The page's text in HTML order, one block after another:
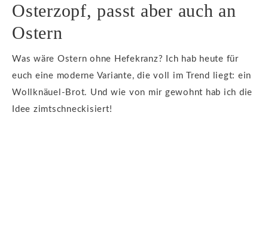
Osterzopf, passt aber auch an
Ostern
Was wäre Ostern ohne Hefekranz? Ich hab heute für
euch eine moderne Variante, die voll im Trend liegt: ein
Wollknäuel-Brot. Und wie von mir gewohnt hab ich die
Idee zimtschneckisiert!